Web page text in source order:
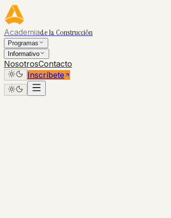
Academiade la Construcción
Programas
Informativo
NosotrosContacto
Inscríbete